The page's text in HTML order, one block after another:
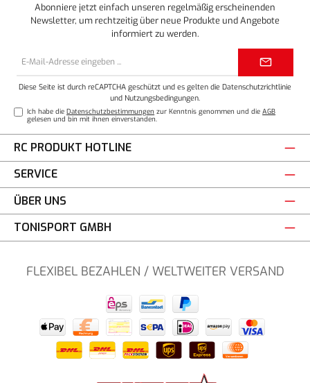
Abonniere jetzt einfach unseren regelmäßig erscheinenden
Newsletter, um rechtzeitig über neue Produkte und Angebote
informiert zu werden.
Diese Seite ist durch reCAPTCHA geschützt und es gelten die Datenschutzrichtlinie
und Nutzungsbedingungen
Ich habe dieDatenschutzbestimmungen zur Kenntnis genommen und dieAGB
gelesen und bin mit ihnen einverstanden.
RC PRODUKT HOTLINE
SERVICE
ÜBER UNS
TONISPORT GMBH
FLEXIBEL BEZAHLEN / WELTWEITER VERSAND